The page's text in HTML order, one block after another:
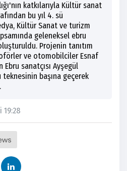
katkılarıyla Kültür sanat
bu yıl 4. sü
Kültür Sanat ve turizm
geleneksel ebru
Projenin tanıtım
ve otomobilciler Esnaf
Ebru sanatçısı Ayşegül
başına geçerek
19:28